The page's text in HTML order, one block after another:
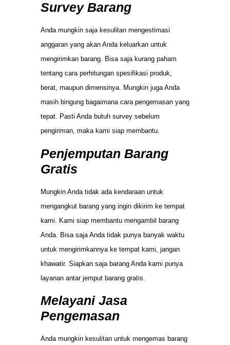
Survey Barang
Anda mungkin saja kesulitan mengestimasi
anggaran yang akan Anda keluarkan untuk
mengirimkan barang. Bisa saja kurang paham
tentang cara perhitungan spesifikasi produk,
berat, maupun dimensinya. Mungkin juga Anda
masih bingung bagaimana cara pengemasan yang
tepat. Pasti Anda butuh survey sebelum
pengiriman, maka kami siap membantu.
Penjemputan Barang
Gratis
Mungkin Anda tidak ada kendaraan untuk
mengangkut barang yang ingin dikirim ke tempat
kami. Kami siap membantu mengambil barang
Anda. Bisa saja Anda tidak punya banyak waktu
untuk mengirimkannya ke tempat kami, jangan
khawatir. Siapkan saja barang Anda kami punya
layanan antar jemput barang gratis.
Melayani Jasa
Pengemasan
Anda mungkin kesulitan untuk mengemas barang